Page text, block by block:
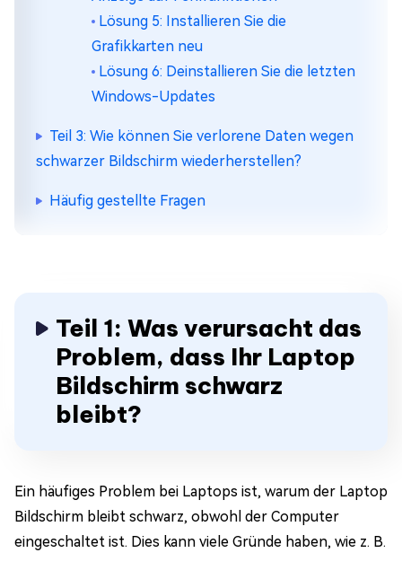
Lösung 5: Installieren Sie die
Grafikkarten neu
Lösung 6: Deinstallieren Sie die letzten
Windows-Updates
Teil 3: Wie können Sie verlorene Daten wegen
schwarzer Bildschirm wiederherstellen?
Häufig gestellte Fragen
Teil 1: Was verursacht das
Problem, dass Ihr Laptop
Bildschirm schwarz
bleibt?
Ein häufiges Problem bei Laptops ist, warum der Laptop
Bildschirm bleibt schwarz, obwohl der Computer
eingeschaltet ist. Dies kann viele Gründe haben, wie z. B.